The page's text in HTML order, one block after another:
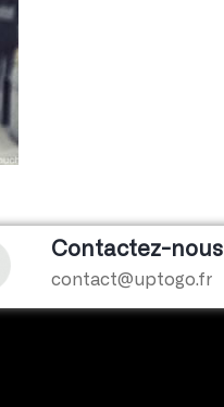
Contactez-nous
contact@uptogo.fr